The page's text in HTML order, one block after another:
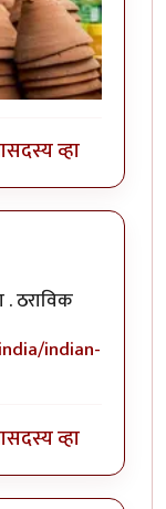
सदस्य व्हा
ठराविक
indian-
सदस्य व्हा